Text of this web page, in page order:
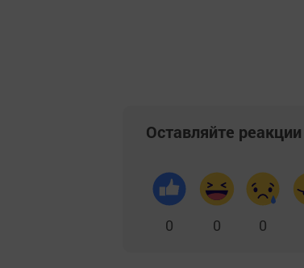
Оставляйте реакции
0 0 0